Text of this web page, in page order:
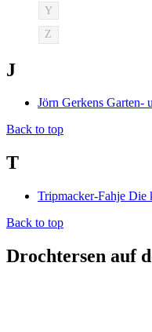
Y
Z
J
Jörn Gerkens Garten-
Back to top
T
Tripmacker-Fahje Die
Back to top
Drochtersen auf